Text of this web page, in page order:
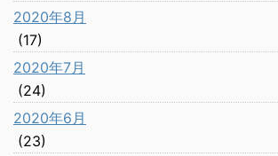
2020年8月
(17)
2020年7月
(24)
2020年6月
(23)